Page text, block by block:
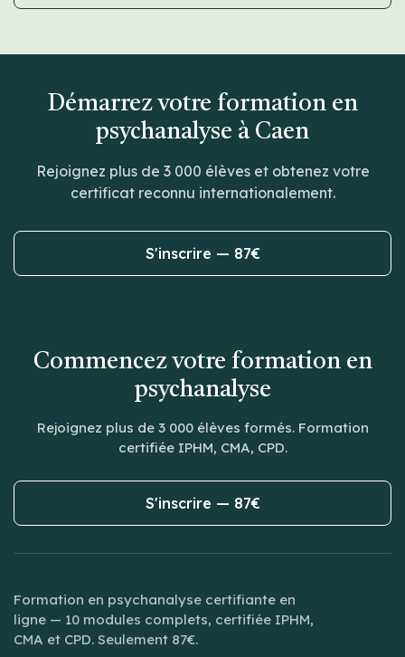
Démarrez votre formation en
psychanalyse à Caen
Rejoignez plus de 3 000 élèves et obtenez votre
certificat reconnu internationalement.
S'inscrire — 87€
Commencez votre formation en
psychanalyse
Rejoignez plus de 3 000 élèves formés. Formation
certifiée IPHM, CMA, CPD.
S'inscrire — 87€
Formation en psychanalyse certifiante en
ligne — 10 modules complets, certifiée IPHM,
CMA et CPD. Seulement 87€.